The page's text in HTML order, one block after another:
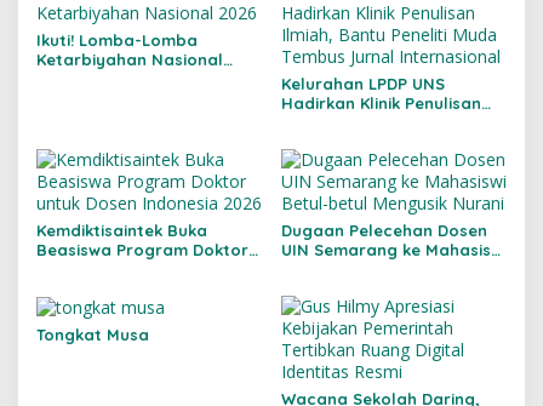
Ikuti! Lomba-Lomba
Ketarbiyahan Nasional
Kelurahan LPDP UNS
Hadirkan Klinik Penulisan
Internasional
Kemdiktisaintek Buka
Beasiswa Program Doktor
Dugaan Pelecehan Dosen
UIN Semarang ke Mahasiswi
Tongkat Musa
Wacana Sekolah Daring,